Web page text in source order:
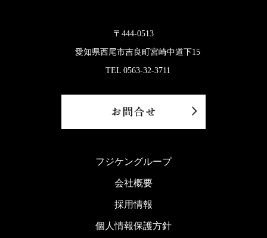
〒444-0513
愛知県西尾市吉良町宮崎中道下15
TEL 0563-32-3711
フジケングループ
会社概要
採用情報
個人情報保護方針